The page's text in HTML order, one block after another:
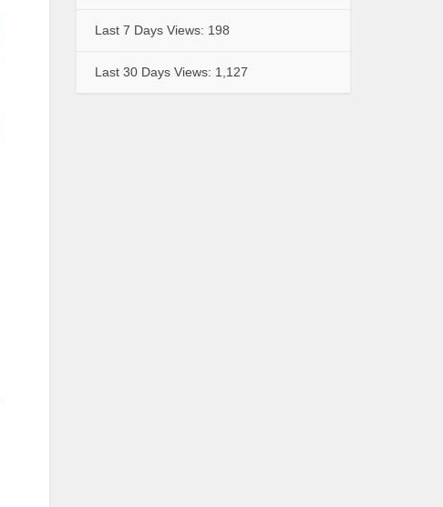
Last 7 Days Views: 198
Last 30 Days Views: 1,127